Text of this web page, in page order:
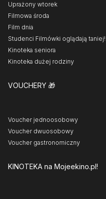
Uprażony wtorek
Filmowa środa
Film dnia
Studenci Filmówki oglądają taniej!
Kinoteka seniora
Kinoteka dużej rodziny
VOUCHERY 🎁
Voucher jednoosobowy
Voucher dwuosobowy
Voucher gastronomiczny
KINOTEKA na Mojeekino.pl!